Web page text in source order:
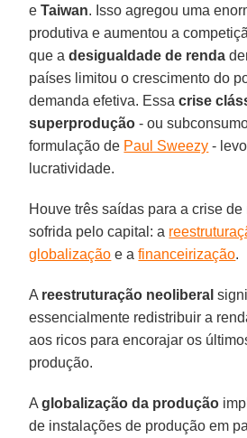
eTaiwan. Isso agregou uma
produtiva e aumentou a
que adesigualdade de renda
países limitou o crescimento do
demanda efetiva. Essacrise
superprodução - ou
formulação de Paul Sweezy -
lucratividade.
Houve três saídas para a crise
sofrida pelo capital: a
globalização e afinanceirização.
A reestruturação neoliberal
essencialmente redistribuir a
aos ricos para encorajar os
produção.
Aglobalização da produção
de instalações de produção em